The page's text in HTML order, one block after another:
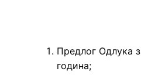
Предлог Одлука
година;